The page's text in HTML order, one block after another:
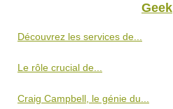
Geek
Découvrez les services de...
Le rôle crucial de...
Craig Campbell, le génie du...